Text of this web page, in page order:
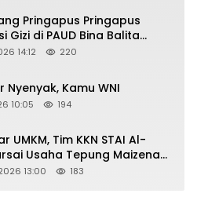
Pringapus Pringapus
Gizi di PAUD Bina Balita
Anak Nasional 2026
14:12 220
Nyenyak, Kamu WNI
10:05 194
UMKM, Tim KKN STAI Al-
Usaha Tepung Maizena
13:00 183